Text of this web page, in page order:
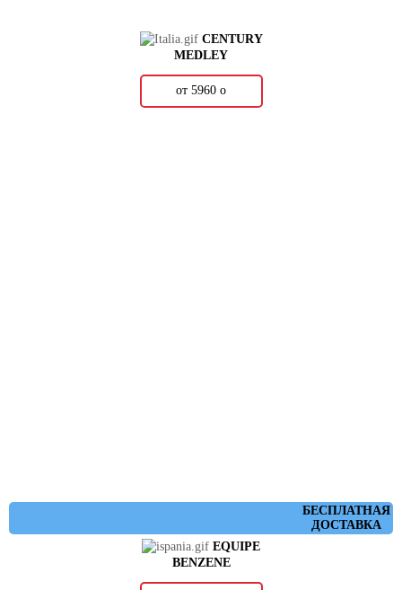
CENTURY
MEDLEY
от 5960 о
БЕСПЛАТНАЯ
ДОСТАВКА
EQUIPE
BENZENE